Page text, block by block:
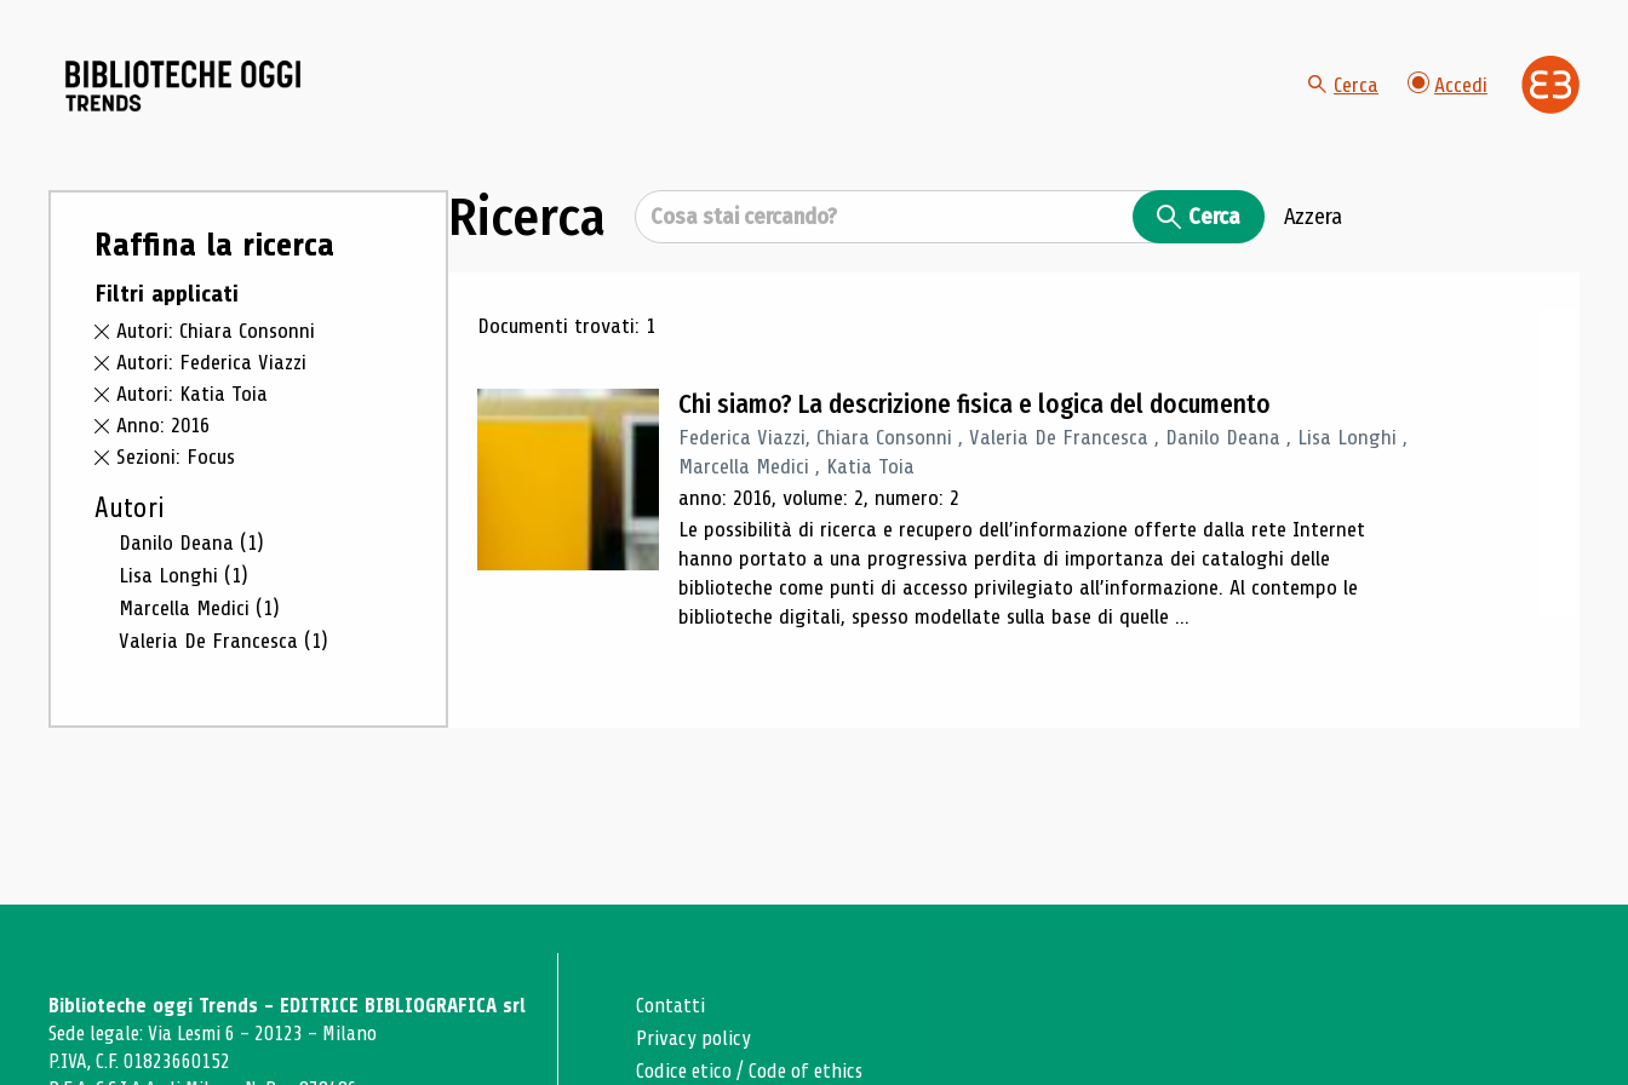
Cerca Accedi
Raffina la ricerca
Filtri applicati
Autori: Chiara Consonni
Autori: Federica Viazzi
Autori: Katia Toia
Anno: 2016
Sezioni: Focus
Autori
Danilo Deana (1)
Lisa Longhi (1)
Marcella Medici (1)
Valeria De Francesca (1)
Ricerca Cerca Cerca Azzera
Risultati di ricerca
Documenti trovati: 1
Chi siamo? La descrizione fisica e logica del documento
Federica Viazzi, Chiara Consonni , Valeria De Francesca , Danilo Deana , Lisa Longhi ,
Marcella Medici , Katia Toia
anno: 2016, volume: 2, numero: 2
Le possibilità di ricerca e recupero dell’informazione offerte dalla rete Internet
hanno portato a una progressiva perdita di importanza dei cataloghi delle
biblioteche come punti di accesso privilegiato all’informazione. Al contempo le
biblioteche digitali, spesso modellate sulla base di quelle ...
Biblioteche oggi Trends - EDITRICE BIBLIOGRAFICA srl
Sede legale: Via Lesmi 6 - 20123 - Milano
P.IVA, C.F. 01823660152
Contatti
Privacy policy
Codice etico /Code of ethics